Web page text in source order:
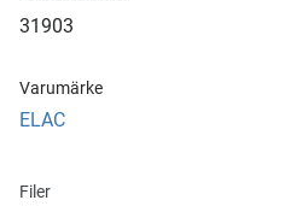
31903
Varumärke
ELAC
Filer